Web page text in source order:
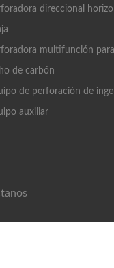
direccional
multifunción
de carbón
de perforación de
auxiliar